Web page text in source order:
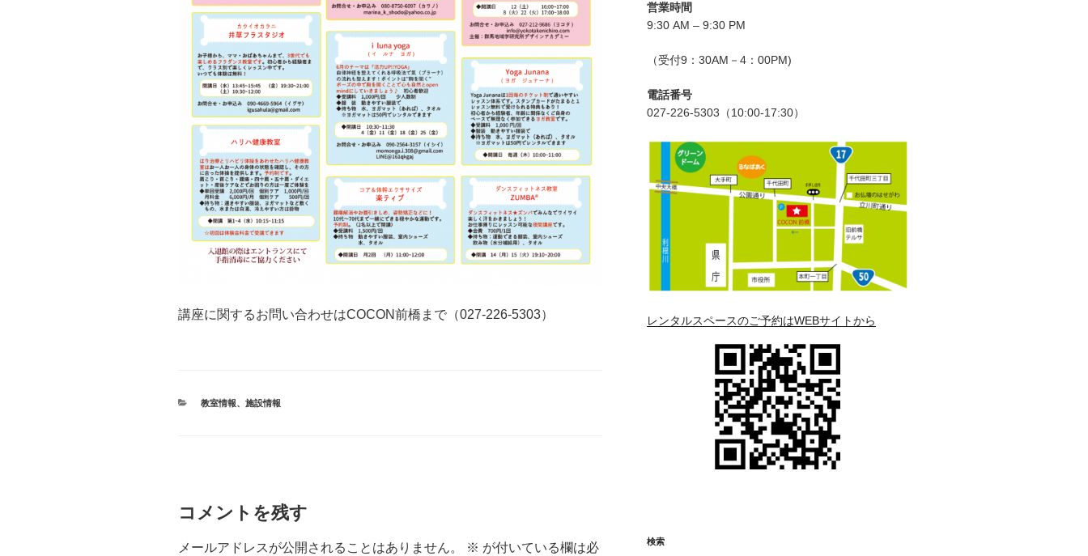
講座に関するお問い合わせはCOCON前橋まで（027-226-5303）
カ
教室情報、 施設情報
コメントを残す
メールアドレスが公開されることはありません。 ※ が付いている欄は必
営業時間
9:30 AM – 9:30 PM
（受付9：30AM－4：00PM)
電話番号
027-226-5303（10:00-17:30）
レンタルスペースのご予約はWEBサイトから
検索